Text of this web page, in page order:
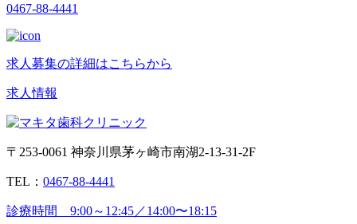
0467-88-4441
求人募集の詳細はこちらから
求人情報
〒253-0061 神奈川県茅ヶ崎市南湖2-13-31-2F
TEL： 0467-88-4441
診療時間 9:00～12:45／14:00〜18:15